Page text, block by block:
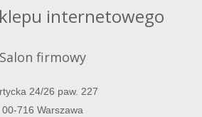
internetowego
Salon firmowy
24/26 paw. 227
00-716 Warszawa